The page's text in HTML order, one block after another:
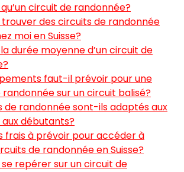
circuit de randonnée?
des circuits de randonnée
moi en Suisse?
durée moyenne d’un circuit de
faut-il prévoir pour une
randonnée sur un circuit balisé?
de randonnée sont-ils adaptés aux
débutants?
frais à prévoir pour accéder à
de randonnée en Suisse?
repérer sur un circuit de